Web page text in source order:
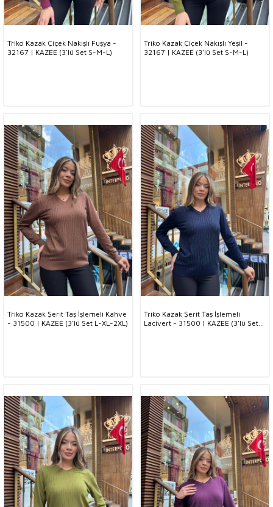
Triko Kazak Çiçek Nakışlı Fuşya -
32167 | KAZEE (3'lü Set S-M-L)
Triko Kazak Çiçek Nakışlı Yeşil -
32167 | KAZEE (3'lü Set S-M-L)
Triko Kazak Şerit Taş İşlemeli Kahve
- 31500 | KAZEE (3'lü Set L-XL-2XL)
Triko Kazak Şerit Taş İşlemeli
Lacivert - 31500 | KAZEE (3'lü Set